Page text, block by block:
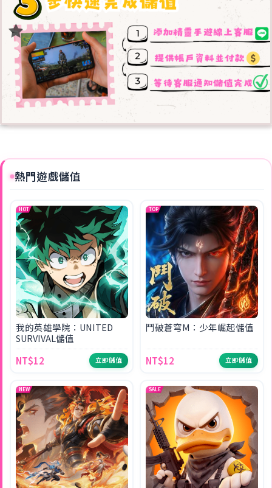
熱門遊戲儲值
HOT
我的英雄學院：UNITED
SURVIVAL儲值
NT$12
立即儲值
TOP
鬥破蒼穹M：少年崛起儲值
NT$12 立即儲值
NEW SALE